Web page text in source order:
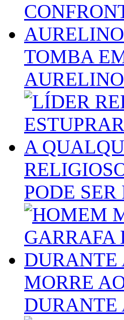
TOMBA
PODE
MORRE
DURANTE